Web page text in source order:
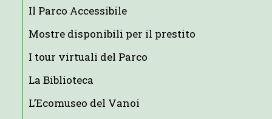
Il Parco Accessibile
Mostre disponibili per il prestito
I tour virtuali del Parco
La Biblioteca
L’Ecomuseo del Vanoi